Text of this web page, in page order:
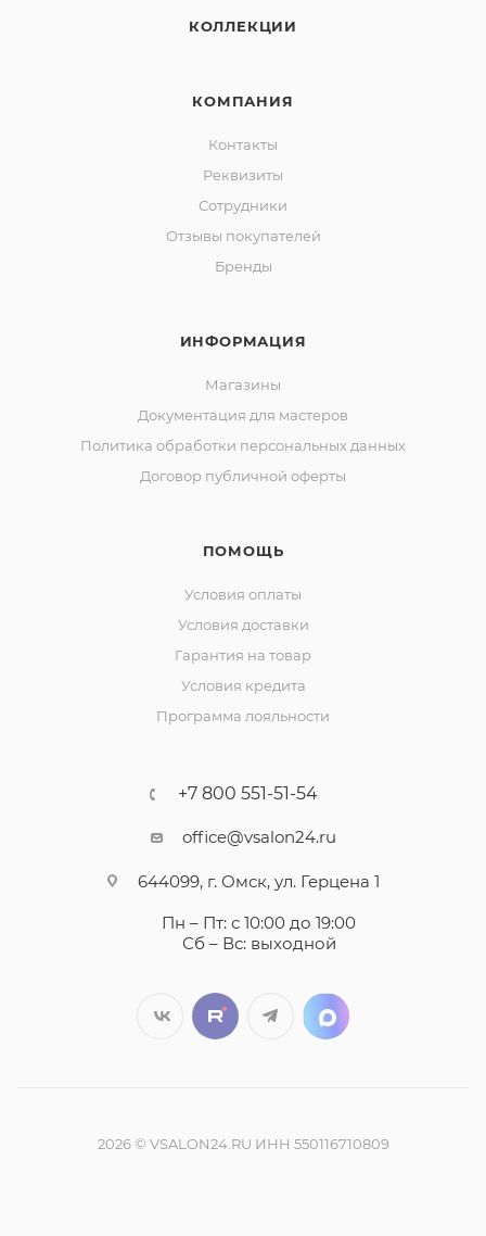
КОЛЛЕКЦИИ
КОМПАНИЯ
Контакты
Реквизиты
Сотрудники
Отзывы покупателей
Бренды
ИНФОРМАЦИЯ
Магазины
Документация для мастеров
Политика обработки персональных данных
Договор публичной оферты
ПОМОЩЬ
Условия оплаты
Условия доставки
Гарантия на товар
Условия кредита
Программа лояльности
+7 800 551-51-54
office@vsalon24.ru
644099, г. Омск, ул. Герцена 1
Пн – Пт: с 10:00 до 19:00
Сб – Вс: выходной
2026 © VSALON24.RU ИНН 550116710809